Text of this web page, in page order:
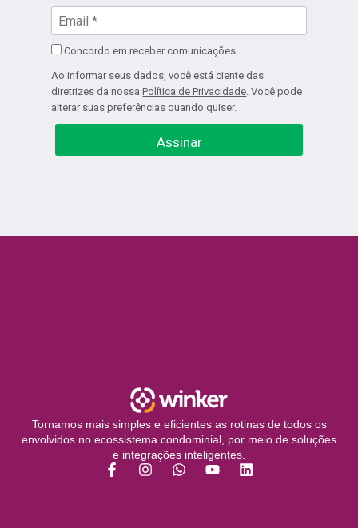
Concordo em receber comunicações.
Ao informar seus dados, você está ciente das
diretrizes da nossaPolítica de Privacidade . Você pode
alterar suas preferências quando quiser.
Assinar
Tornamos mais simples e eficientes as rotinas de todos os
envolvidos no ecossistema condominial, por meio de soluções
e integrações inteligentes.